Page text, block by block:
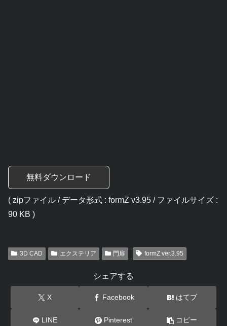
無料ダウンロード
( zipファイル / データ形式 : formZ v3.95 / ファイルサイズ :
90 KB )
3D CAD エクステリア 門扉 formZ ver.3.95
シェアする
X Facebook はてブ
LINE Pinterest コピー